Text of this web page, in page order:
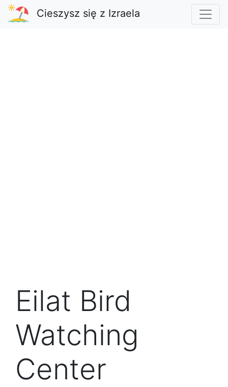
Cieszysz się z Izraela
Eilat Bird
Watching
Center